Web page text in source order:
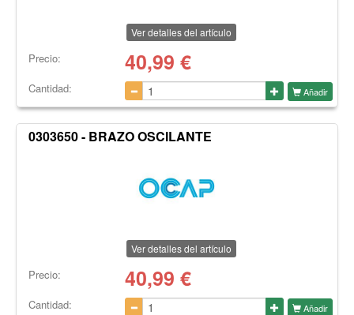
Ver detalles del artículo
Precio: 40,99 €
Cantidad: Añadir
0303650 - BRAZO OSCILANTE
Ver detalles del artículo
Precio: 40,99 €
Cantidad: Añadir